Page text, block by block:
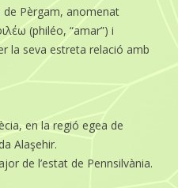
de Pèrgam, anomenat
(philéo, “amar”) i
la seva estreta relació amb
en la regió egea de
Alaşehir.
de l’estat de Pennsilvània.